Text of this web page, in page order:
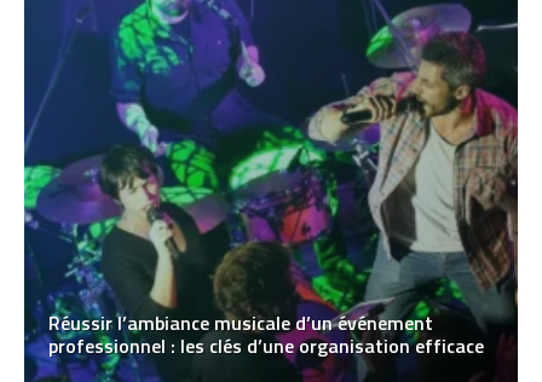
Réussir l’ambiance musicale d’un événement
professionnel : les clés d’une organisation efficace